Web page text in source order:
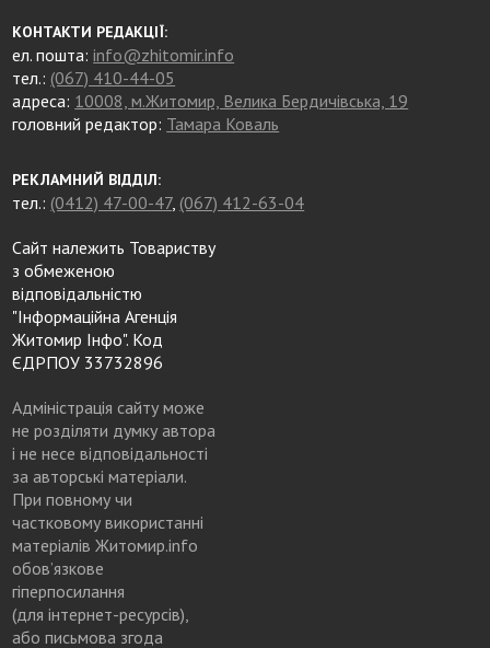
КОНТАКТИ РЕДАКЦІЇ:
ел. пошта:info@zhitomir.info
тел.: (067) 410-44-05
адреса: 10008, м.Житомир, Велика Бердичівська, 19
головний редактор: Тамара Коваль
РЕКЛАМНИЙ ВІДДІЛ:
тел.: (0412) 47-00-47, (067) 412-63-04
Сайт належить Товариству
з обмеженою
відповідальністю
"Інформаційна Агенція
Житомир Інфо". Код
ЄДРПОУ 33732896
Адміністрація сайту може
не розділяти думку автора
і не несе відповідальності
за авторські матеріали.
При повному чи
частковому використанні
матеріалів Житомир.info
обов’язкове
гіперпосилання
(для інтернет-ресурсів),
або письмова згода